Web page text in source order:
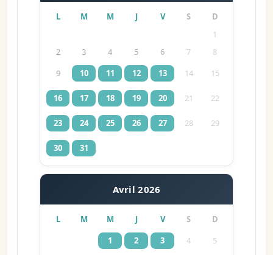
L M M J V S
D
1
2
3 4 5 6 7
8
9
10 11 12 13 14 15
16 17 18 19 20 21 22
23 24 25 26 27 28 29
30 31
Avril 2026
L M M J V S
D
1
2 3 4
5